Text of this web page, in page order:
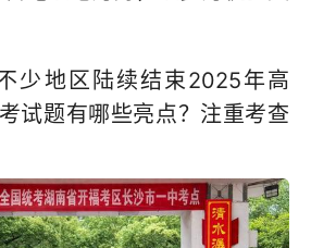
少地区陆续结束2025年高
试题有哪些亮点？注重考查